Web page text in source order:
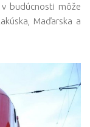
budúcnosti môže
Maďarska a